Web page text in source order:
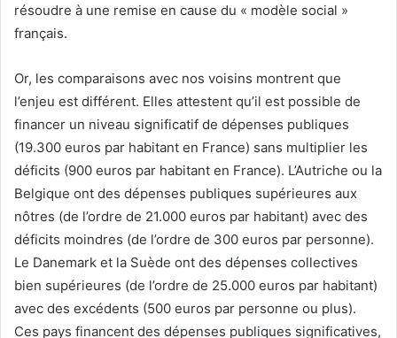
résoudre à une remise en cause du « modèle social »
français.
Or, les comparaisons avec nos voisins montrent que
l’enjeu est différent. Elles attestent qu’il est possible de
financer un niveau significatif de dépenses publiques
(19.300 euros par habitant en France) sans multiplier les
déficits (900 euros par habitant en France). L’Autriche ou la
Belgique ont des dépenses publiques supérieures aux
nôtres (de l’ordre de 21.000 euros par habitant) avec des
déficits moindres (de l’ordre de 300 euros par personne).
Le Danemark et la Suède ont des dépenses collectives
bien supérieures (de l’ordre de 25.000 euros par habitant)
avec des excédents (500 euros par personne ou plus).
Ces pays financent des dépenses publiques significatives,